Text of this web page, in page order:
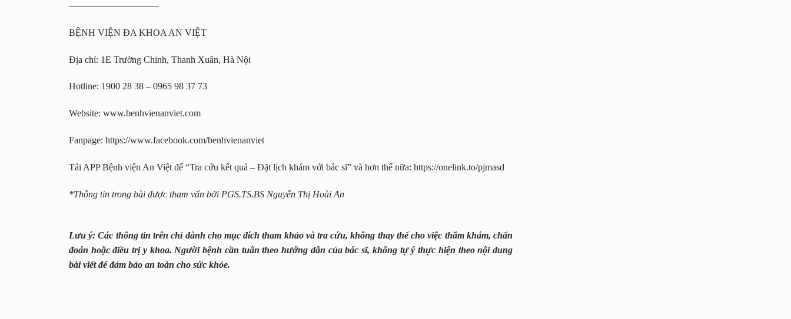
—————————–
BỆNH VIỆN ĐA KHOA AN VIỆT
Địa chỉ: 1E Trường Chinh, Thanh Xuân, Hà Nội
Hotline: 1900 28 38 – 0965 98 37 73
Website: www.benhvienanviet.com
Fanpage: https://www.facebook.com/benhvienanviet
Tải APP Bệnh viện An Việt để “Tra cứu kết quả – Đặt lịch khám với bác sĩ” và hơn thế nữa: https://onelink.to/pjmasd
*Thông tin trong bài được tham vấn bởi PGS.TS.BS Nguyễn Thị Hoài An
Lưu ý: Các thông tin trên chỉ dành cho mục đích tham khảo và tra cứu, không thay thế cho việc thăm khám, chẩn
đoán hoặc điều trị y khoa. Người bệnh cần tuân theo hướng dẫn của bác sĩ, không tự ý thực hiện theo nội dung
bài viết để đảm bảo an toàn cho sức khỏe.